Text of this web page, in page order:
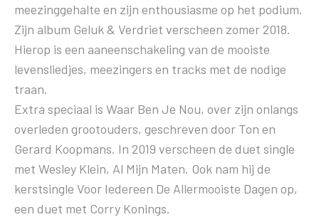
meezinggehalte en zijn enthousiasme op het podium.
Zijn album Geluk & Verdriet verscheen zomer 2018.
Hierop is een aaneenschakeling van de mooiste
levensliedjes, meezingers en tracks met de nodige
traan.
Extra speciaal is Waar Ben Je Nou, over zijn onlangs
overleden grootouders, geschreven door Ton en
Gerard Koopmans. In 2019 verscheen de duet single
met Wesley Klein, Al Mijn Maten. Ook nam hij de
kerstsingle Voor Iedereen De Allermooiste Dagen op,
een duet met Corry Konings.